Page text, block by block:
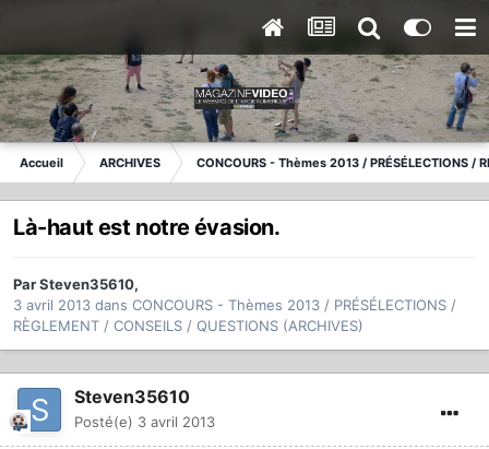
Accueil ARCHIVES CONCOURS - Thèmes 2013 / PRÉSÉLECTIONS /
Là-haut est notre évasion.
ParSteven35610,
3 avril 2013 dans CONCOURS - Thèmes 2013 / PRÉSÉLECTIONS /
RÈGLEMENT / CONSEILS / QUESTIONS (ARCHIVES)
Steven35610
Posté(e) 3 avril 2013